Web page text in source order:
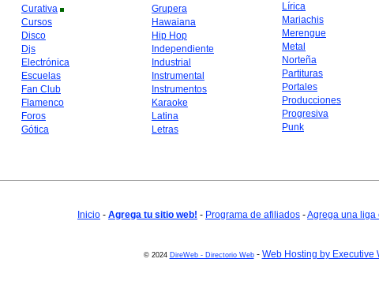
Curativa
Cursos
Disco
Djs
Electrónica
Escuelas
Fan Club
Flamenco
Foros
Gótica
Grupera
Hawaiana
Hip Hop
Independiente
Industrial
Instrumental
Instrumentos
Karaoke
Latina
Letras
Lírica
Mariachis
Merengue
Metal
Norteña
Partituras
Portales
Producciones
Progresiva
Punk
Inicio - Agrega tu sitio web! - Programa de afiliados -Agrega una liga
© 2024 DireWeb - Directorio Web- Web Hosting by Executive